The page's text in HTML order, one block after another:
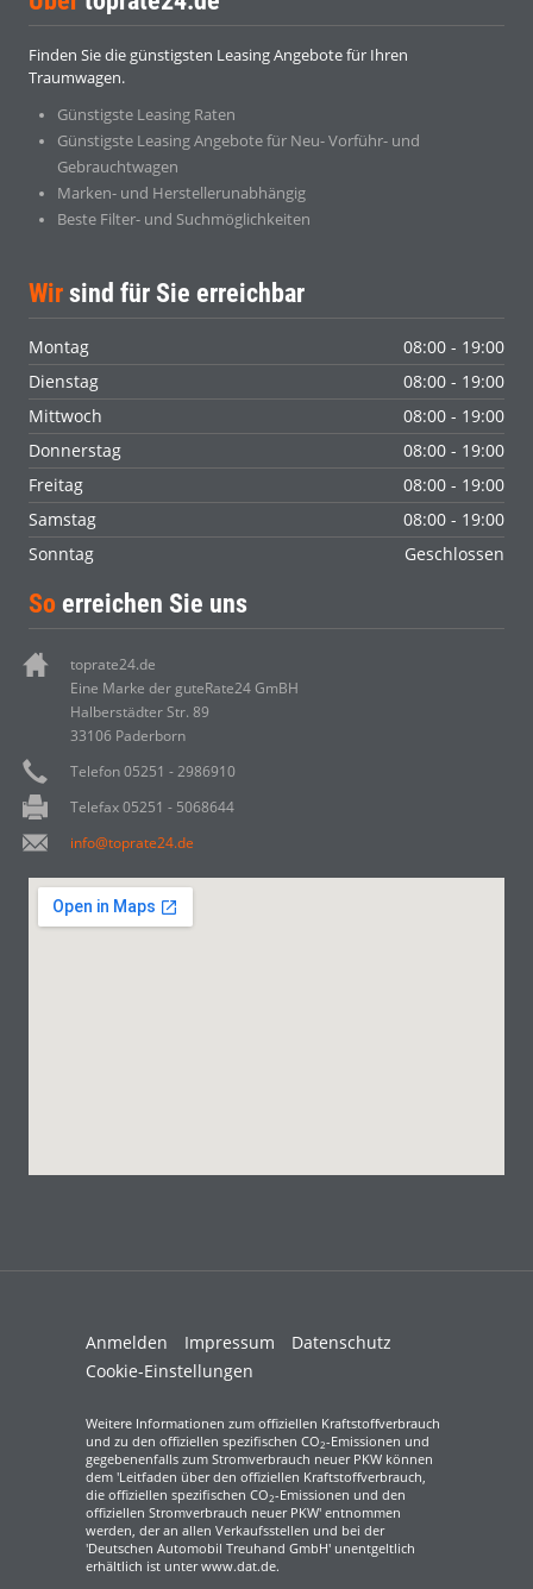
Finden Sie die günstigsten Leasing Angebote für Ihren
Traumwagen.
Günstigste Leasing Raten
Günstigste Leasing Angebote für Neu- Vorführ- und
Gebrauchtwagen
Marken- und Herstellerunabhängig
Beste Filter- und Suchmöglichkeiten
Wir sind für Sie erreichbar
Montag
08:00 - 19:00
Dienstag
08:00 - 19:00
Mittwoch
08:00 - 19:00
Donnerstag
08:00 - 19:00
Freitag
08:00 - 19:00
Samstag
08:00 - 19:00
Sonntag
Geschlossen
So erreichen Sie uns
toprate24.de
Eine Marke der guteRate24 GmBH
Halberstädter Str. 89
33106 Paderborn
Telefon 05251 - 2986910
Telefax 05251 - 5068644
info@toprate24.de
Anmelden Impressum
Datenschutz
Cookie-Einstellungen
Weitere Informationen zum offiziellen Kraftstoffverbrauch
und zu den offiziellen spezifischen CO2-Emissionen und
gegebenenfalls zum Stromverbrauch neuer PKW können
dem 'Leitfaden über den offiziellen Kraftstoffverbrauch,
die offiziellen spezifischen CO2-Emissionen und den
offiziellen Stromverbrauch neuer PKW' entnommen
werden, der an allen Verkaufsstellen und bei der
'Deutschen Automobil Treuhand GmbH' unentgeltlich
erhältlich ist unter www.dat.de.